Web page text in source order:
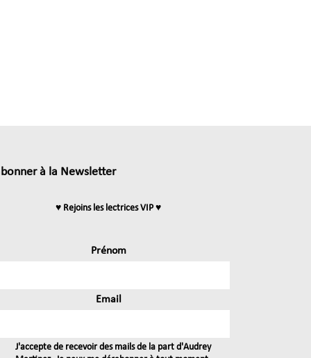
à la Newsletter
♥ Rejoins les lectrices VIP ♥
Prénom
Email
J'accepte de recevoir des mails de la part d'Audrey